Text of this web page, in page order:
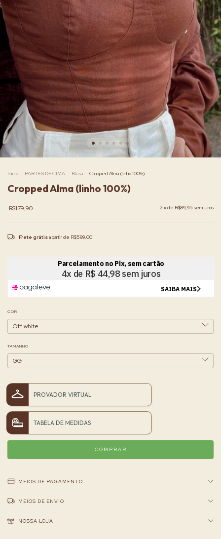
Início . PARTES DE CIMA . Blusa . Cropped Alma (linho 100%)
Cropped Alma (linho 100%)
R$179,90 2 x de R$89,95 sem juros
Frete grátisa partir de R$599,00
COR
TAMANHO
PROVADOR VIRTUAL
TABELA DE MEDIDAS
MEIOS DE PAGAMENTO
MEIOS DE ENVIO
NOSSA LOJA